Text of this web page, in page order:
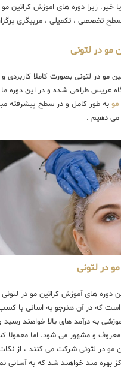
زیرا دوره های اموزش کراتین مو
مو در لتونی
مو در لتونی بصورت کاملا کاربردی
عریس طراحی شده و در این دوره ما
مو به طور کامل و در سطح پیشرفته
می دهیم .
در لتونی
دوره های آموزش کراتین مو در لتونی
است که در آن هنرجو به اسانی با
به درآمد های بالا خواهند رسید
معروف و مشهور می شود. اما معمولا
مو در لتونی شرکت می کنند ، از
بهره مند خواهند شد که به آسانی